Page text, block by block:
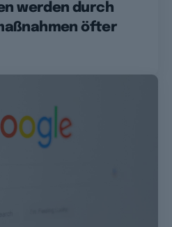
werden durch
öfter